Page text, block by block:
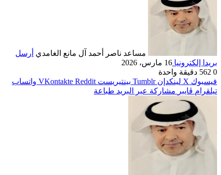
مساعد ناصر أحمد آل مانع الغامدي أرسل
بريدا إلكترونيا 16 مارس، 2026
0
دقيقة واحدة
فيسبوك ‫X لينكدإن بينتيريست
واتساب
تيلقرام ڤايبر مشاركة عبر البريد طباعة